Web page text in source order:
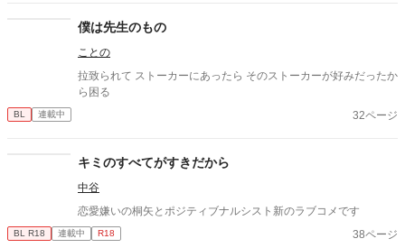
僕は先生のもの
ことの
拉致られて ストーカーにあったら そのストーカーが好みだったか
ら困る
BL 連載中 32ページ
キミのすべてがすきだから
中谷
恋愛嫌いの桐矢とポジティブナルシスト新のラブコメです
BL R18 連載中 R18 38ページ